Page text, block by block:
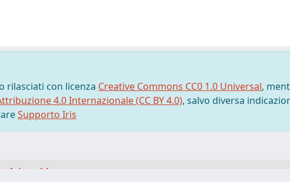
rilasciati con licenza Creative Commons CC0 1.0 Universal,
4.0 Internazionale (CC BY 4.0), salvo diversa
Supporto Iris
dei cookie